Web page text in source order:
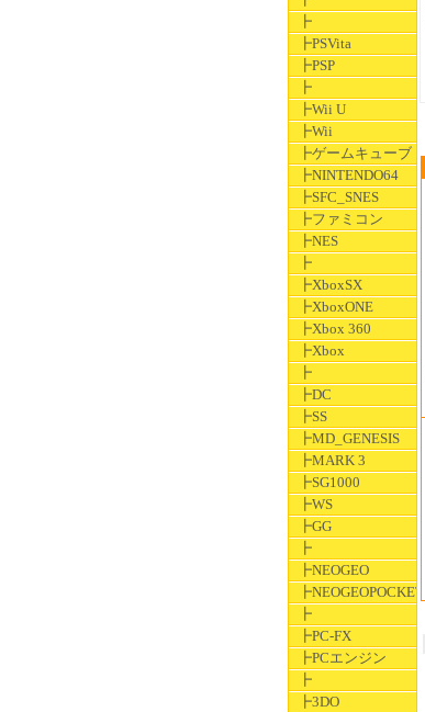
┣
┣PSVita
┣PSP
┣
┣Wii U
┣Wii
┣ゲームキューブ
┣NINTENDO64
┣SFC_SNES
┣ファミコン
┣NES
┣
┣XboxSX
┣XboxONE
┣Xbox 360
┣Xbox
┣
┣DC
┣SS
┣MD_GENESIS
┣MARK 3
┣SG1000
┣WS
┣GG
┣
┣NEOGEO
┣NEOGEOPOCKET
┣
┣PC-FX
┣PCエンジン
┣
┣3DO